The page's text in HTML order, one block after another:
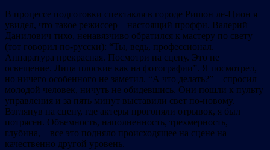
В процессе подготовки спектакля в городе Ришон ле-Цион я
увидел, что такое режиссер – настоящий проффи. Валерий
Данилович тихо, ненавязчиво обратился к мастеру по свету
(тот говорил по-русски): “Ты, ведь, профессионал.
Аппаратура прекрасная. Посмотри на сцену. Это не
освещение. Лица плоские как на фотографии”. Я посмотрел,
но ничего особенного не заметил. “А что делать?” – спросил
молодой человек, ничуть не обидевшись. Они пошли к пульту
управления и за пять минут выставили свет по-новому.
Взглянув на сцену, где актеры прогоняли отрывок, я был
потрясен. Объемность, наполненность, трехмерность,
глубина, – все это подняло происходящее на сцене на
качественно другой уровень.